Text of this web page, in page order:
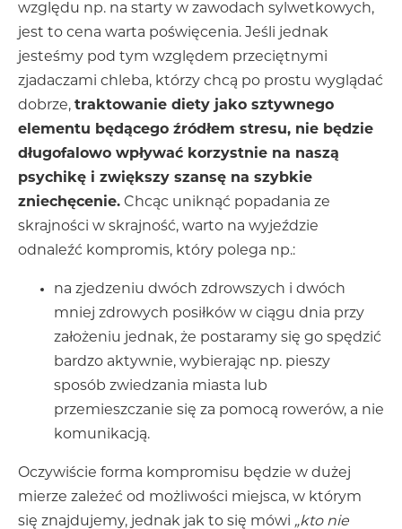
względu np. na starty w zawodach sylwetkowych,
jest to cena warta poświęcenia. Jeśli jednak
jesteśmy pod tym względem przeciętnymi
zjadaczami chleba, którzy chcą po prostu wyglądać
dobrze, traktowanie diety jako sztywnego
elementu będącego źródłem stresu, nie będzie
długofalowo wpływać korzystnie na naszą
psychikę i zwiększy szansę na szybkie
zniechęcenie. Chcąc uniknąć popadania ze
skrajności w skrajność, warto na wyjeździe
odnaleźć kompromis, który polega np.:
na zjedzeniu dwóch zdrowszych i dwóch
mniej zdrowych posiłków w ciągu dnia przy
założeniu jednak, że postaramy się go spędzić
bardzo aktywnie, wybierając np. pieszy
sposób zwiedzania miasta lub
przemieszczanie się za pomocą rowerów, a nie
komunikacją.
Oczywiście forma kompromisu będzie w dużej
mierze zależeć od możliwości miejsca, w którym
się znajdujemy, jednak jak to się mówi „kto nie